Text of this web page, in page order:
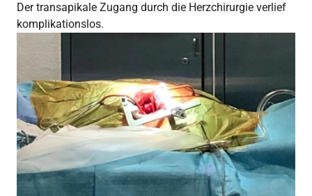
Der transapikale Zugang durch die Herzchirurgie verlief
komplikationslos.